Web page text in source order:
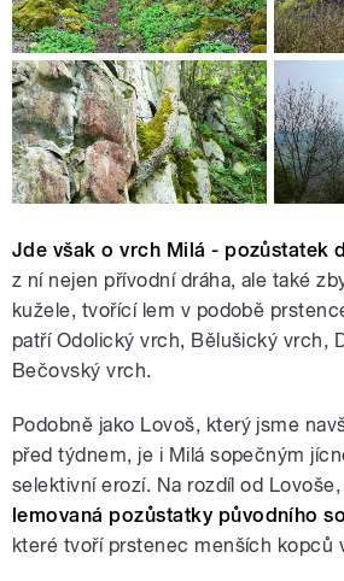
Jde však o vrch Milá - pozůstatek
z ní nejen přívodní dráha, ale také
kužele, tvořící lem v podobě
patří Odolický vrch, Bělušický vrch,
Bečovský vrch.
Podobně jako Lovoš, který jsme
před týdnem, je i Milá sopečným
selektivní erozí. Na rozdíl od
lemovaná pozůstatky původního
které tvoří prstenec menších kopců